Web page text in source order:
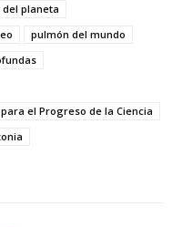
planeta
pulmón del mundo
el Progreso de la Ciencia